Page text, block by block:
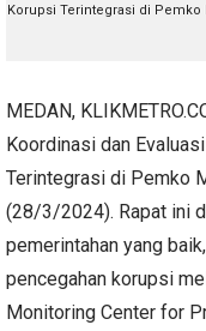
Korupsi Terintegrasi di Pemko
MEDAN,
Koordinasi dan
Terintegrasi di Pemko
(28/3/2024). Rapat ini
pemerintahan yang
pencegahan korupsi
Monitoring Center for